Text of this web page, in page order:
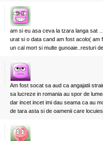
am si eu asa ceva la tzara langa sat
urat si o data cand am fost acolo( am
un cal mort si multe gunoaie..resturi
Am fost socat sa aud ca angajatii
sa lucreze in romania au spor de
dar incet incet imi dau seama ca au
de tara asta si de oamenii care